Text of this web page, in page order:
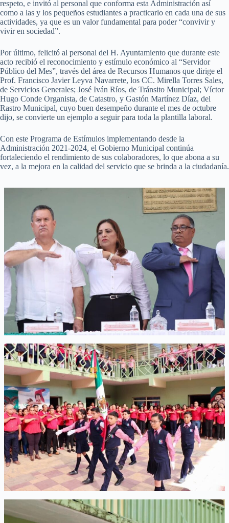
respeto, e invitó al personal que conforma esta Administración así
como a las y los pequeños estudiantes a practicarlo en cada una de sus
actividades, ya que es un valor fundamental para poder “convivir y
vivir en sociedad”.
Por último, felicitó al personal del H. Ayuntamiento que durante este
acto recibió el reconocimiento y estímulo económico al “Servidor
Público del Mes”, través del área de Recursos Humanos que dirige el
Prof. Francisco Javier Leyva Navarrete, los CC. Mirella Torres Sales,
de Servicios Generales; José Iván Ríos, de Tránsito Municipal; Víctor
Hugo Conde Organista, de Catastro, y Gastón Martínez Díaz, del
Rastro Municipal, cuyo buen desempeño durante el mes de octubre
dijo, se convierte un ejemplo a seguir para toda la plantilla laboral.
Con este Programa de Estímulos implementando desde la
Administración 2021-2024, el Gobierno Municipal continúa
fortaleciendo el rendimiento de sus colaboradores, lo que abona a su
vez, a la mejora en la calidad del servicio que se brinda a la ciudadanía.